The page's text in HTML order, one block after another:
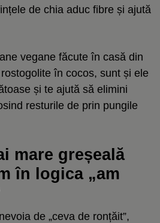
de chia aduc fibre și ajută
vegane făcute în casă din
în cocos, sunt și ele
și te ajută să elimini
resturile de prin pungile
mare greșeală
în logica „am
de „ceva de ronțăit”,